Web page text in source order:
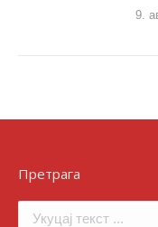
9.
Претрага